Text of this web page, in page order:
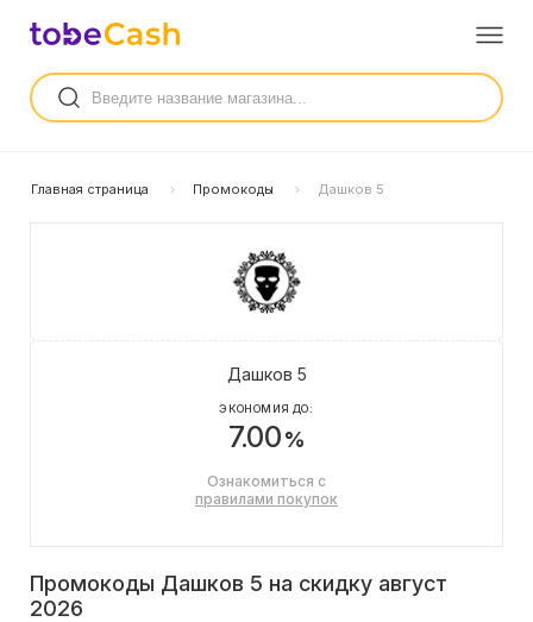
Главная страница Промокоды Дашков 5
Дашков 5
ЭКОНОМИЯ ДО:
7.00%
Ознакомиться с
правилами покупок
Промокоды Дашков 5 на скидку август
2026